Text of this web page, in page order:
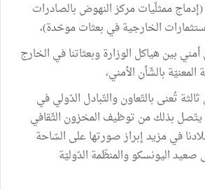
ممثلّيات مركز النهوض بالصادرات
الخارجية في بعثات موحّدة)،
بين هياكل الوزارة وبعثاتنا في الخارج
بالشّأن الأمني،
تُعنى بالتّعاون والتّبادل الدّولي في
يتّصل بذلك من توظيف المخزون الثّقافي
في مزيد إبراز صورتها على السّاحة
صعيد اليونسكو والمنظّمة الدّوليّة